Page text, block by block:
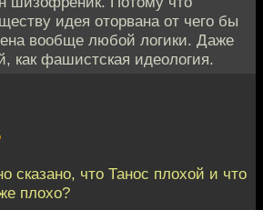
идея оторвана от чего бы
вообще любой логики. Даже
как фашистская идеология.
сказано, что Танос плохой и что
плохо?